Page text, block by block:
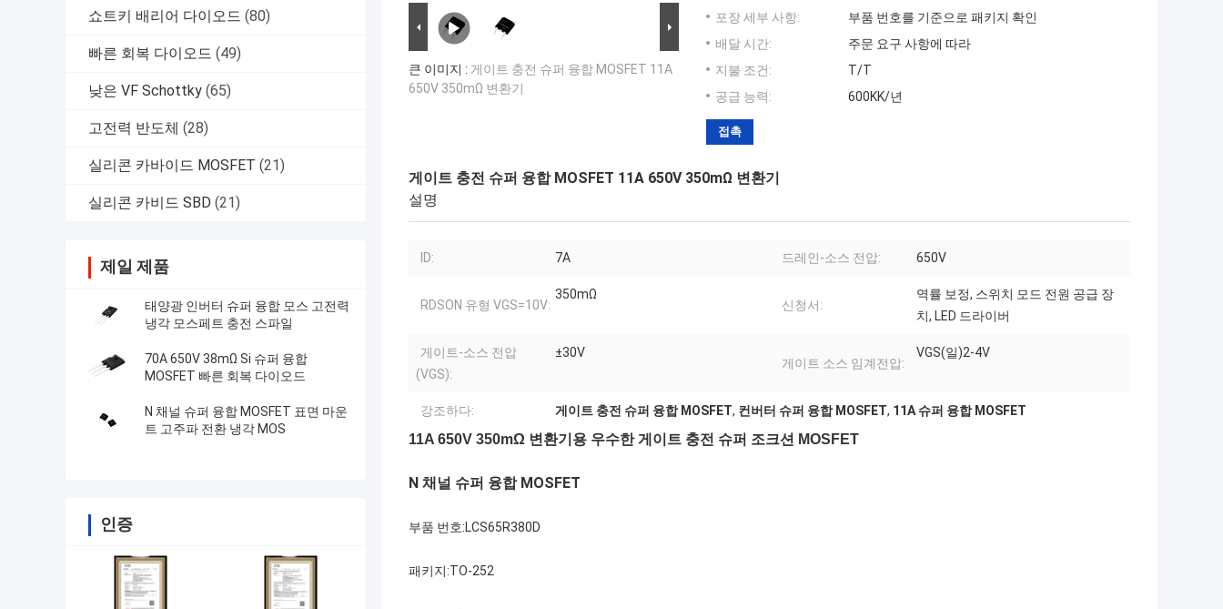
쇼트키 배리어 다이오드 (80)
빠른 회복 다이오드 (49)
낮은 VF Schottky (65)
고전력 반도체 (28)
실리콘 카바이드 MOSFET (21)
실리콘 카비드 SBD (21)
제일 제품
태양광 인버터 슈퍼 융합 모스 고전력
냉각 모스페트 충전 스파일
70A 650V 38mΩ Si 슈퍼 융합
MOSFET 빠른 회복 다이오드
N 채널 슈퍼 융합 MOSFET 표면 마운
트 고주파 전환 냉각 MOS
인증
큰 이미지 : 게이트 충전 슈퍼 융합 MOSFET 11A
650V 350mΩ 변환기
포장 세부 사항:
부품 번호를 기준으로 패키지 확인
배달 시간:
주문 요구 사항에 따라
지불 조건:
T/T
공급 능력:
600KK/년
접촉
게이트 충전 슈퍼 융합 MOSFET 11A 650V 350mΩ 변환기
설명
ID: 7A 드레인-소스 전압: 650V
RDSON 유형 VGS=10V:
350mΩ
신청서:
역률 보정, 스위치 모드 전원 공급 장
치, LED 드라이버
게이트-소스 전압
(VGS):
±30V
게이트 소스 임계전압:
VGS(일)2-4V
강조하다: 게이트 충전 슈퍼 융합 MOSFET, 컨버터 슈퍼 융합 MOSFET, 11A 슈퍼 융합 MOSFET
11A 650V 350mΩ 변환기용 우수한 게이트 충전 슈퍼 조크션 MOSFET
N 채널 슈퍼 융합 MOSFET
부품 번호:LCS65R380D
패키지:TO-252